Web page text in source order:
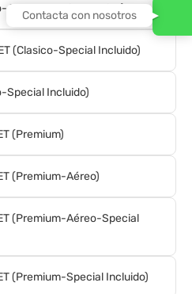
Aereo-Special Incluido)
(Clasico-Special Incluido)
Special Incluido)
(Premium)
(Premium-Aéreo)
(Premium-Aéreo-Special
(Premium-Special Incluido)
Contacta con nosotros